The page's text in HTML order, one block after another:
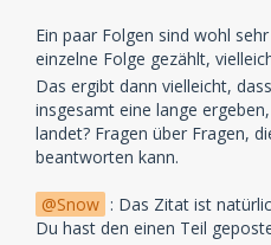
Ein paar Folgen sind wohl
einzelne Folge gezählt,
Das ergibt dann vielleicht,
insgesamt eine lange
landet? Fragen über Fragen,
beantworten kann.
Snow : Das Zitat ist
Du hast den einen Teil